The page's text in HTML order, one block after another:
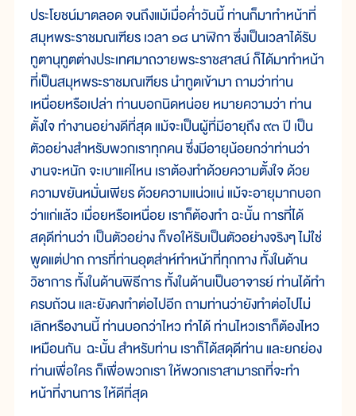
ประโยชน์มาตลอด จนถึงแม้เมื่อค่ำวันนี้ ท่านก็มาทำหน้าที่
สมุหพระราชมณเฑียร เวลา ๑๘ นาฬิกา ซึ่งเป็นเวลาได้รับ
ทูตานุทูตต่างประเทศมาถวายพระราชสาสน์ ก็ได้มาทำหน้า
ที่เป็นสมุหพระราชมณเฑียร นำทูตเข้ามา ถามว่าท่าน
เหนื่อยหรือเปล่า ท่านบอกนิดหน่อย หมายความว่า ท่าน
ตั้งใจ ทำงานอย่างดีที่สุด แม้จะเป็นผู้ที่มีอายุถึง ๙๓ ปี เป็น
ตัวอย่างสำหรับพวกเราทุกคน ซึ่งมีอายุน้อยกว่าท่านว่า
งานจะหนัก จะเบาแค่ไหน เราต้องทำด้วยความตั้งใจ ด้วย
ความขยันหมั่นเพียร ด้วยความแน่วแน่ แม้จะอายุมากบอก
ว่าแก่แล้ว เมื่อยหรือเหนื่อย เราก็ต้องทำ ฉะนั้น การที่ได้
สดุดีท่านว่า เป็นตัวอย่าง ก็ขอให้รับเป็นตัวอย่างจริงๆ ไม่ใช่
พูดแต่ปาก การที่ท่านอุตส่าห์ทำหน้าที่ทุกทาง ทั้งในด้าน
วิชาการ ทั้งในด้านพิธีการ ทั้งในด้านเป็นอาจารย์ ท่านได้ทำ
ครบถ้วน และยังคงทำต่อไปอีก ถามท่านว่ายังทำต่อไปไม่
เลิกหรืองานนี้ ท่านบอกว่าไหว ทำได้ ท่านไหวเราก็ต้องไหว
เหมือนกัน ฉะนั้น สำหรับท่าน เราก็ได้สดุดีท่าน และยกย่อง
ท่านเพื่อใคร ก็เพื่อพวกเรา ให้พวกเราสามารถที่จะทำ
หน้าที่งานการ ให้ดีที่สุด